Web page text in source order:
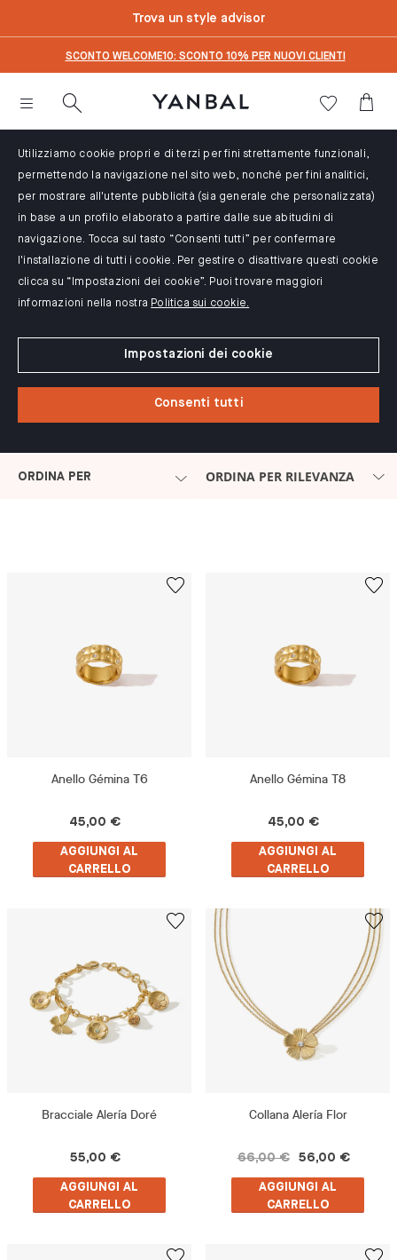
Trova un style advisor
SCONTO WELCOME10: SCONTO 10% PER NUOVI CLIENTI
Utilizziamo cookie propri e di terzi per fini strettamente funzionali,
permettendo la navigazione nel sito web, nonché per fini analitici,
per mostrare all'utente pubblicità (sia generale che personalizzata)
in base a un profilo elaborato a partire dalle sue abitudini di
navigazione. Tocca sul tasto “Consenti tutti” per confermare
l'installazione di tutti i cookie. Per gestire o disattivare questi cookie
clicca su “Impostazioni dei cookie”. Puoi trovare maggiori
informazioni nella nostra Politica sui cookie.
Impostazioni dei cookie
Consenti tutti
ORDINA PER ORDINA PER RILEVANZA
Anello Gémina T6
45,00 €
AGGIUNGI AL
CARRELLO
Anello Gémina T8
45,00 €
AGGIUNGI AL
CARRELLO
Bracciale Alería Doré
55,00 €
AGGIUNGI AL
CARRELLO
Collana Alería Flor
66,00 € 56,00 €
AGGIUNGI AL
CARRELLO